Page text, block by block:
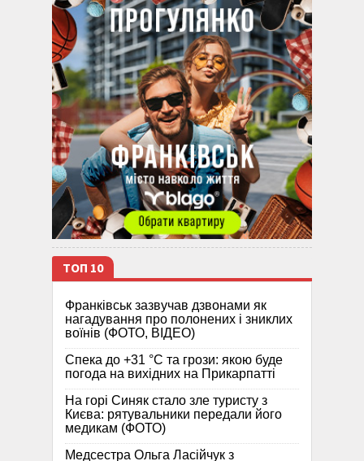
ТОП 10
Франківськ зазвучав дзвонами як
нагадування про полонених і зниклих
воїнів (ФОТО, ВІДЕО)
Спека до +31 °C та грози: якою буде
погода на вихідних на Прикарпатті
На горі Синяк стало зле туристу з
Києва: рятувальники передали його
медикам (ФОТО)
Медсестра Ольга Ласійчук з